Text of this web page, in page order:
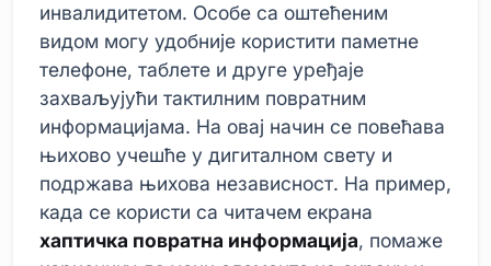
инвалидитетом. Особе са оштећеним
видом могу удобније користити паметне
телефоне, таблете и друге уређаје
захваљујући тактилним повратним
информацијама. На овај начин се повећава
њихово учешће у дигиталном свету и
подржава њихова независност. На пример,
када се користи са читачем екрана
хаптичка повратна информација, помаже